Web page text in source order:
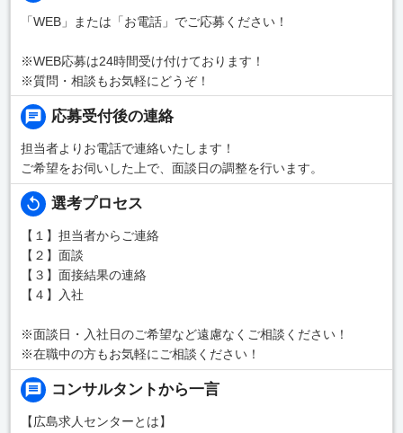
「WEB」または「お電話」でご応募ください！
※WEB応募は24時間受け付けております！
※質問・相談もお気軽にどうぞ！
応募受付後の連絡
担当者よりお電話で連絡いたします！
ご希望をお伺いした上で、面談日の調整を行います。
選考プロセス
【１】担当者からご連絡
【２】面談
【３】面接結果の連絡
【４】入社
※面談日・入社日のご希望など遠慮なくご相談ください！
※在職中の方もお気軽にご相談ください！
コンサルタントから一言
【広島求人センターとは】